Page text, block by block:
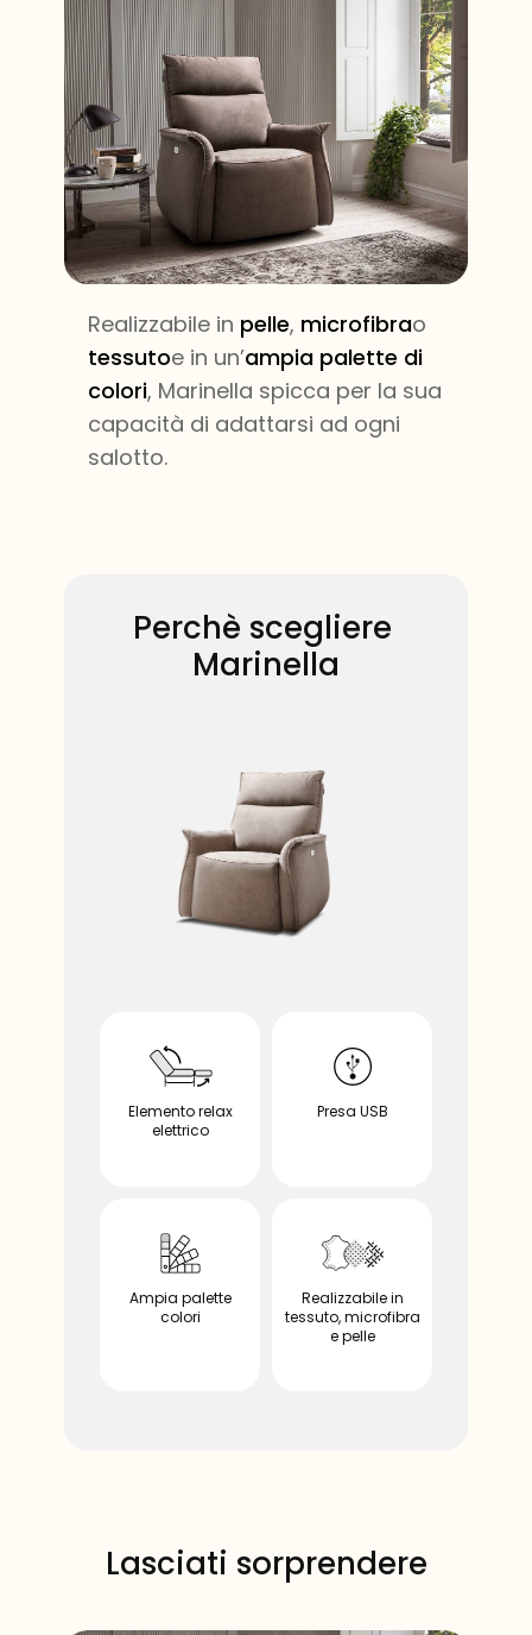
Realizzabile in pelle, microfibrao
tessutoe in un’ampia palette di
colori, Marinella spicca per la sua
capacità di adattarsi ad ogni
salotto.
Perchè scegliere ​​
Marinella
Elemento relax
elettrico
Presa USB
Ampia palette
colori
Realizzabile in
tessuto, microfibra
e pelle
Lasciati sorprendere